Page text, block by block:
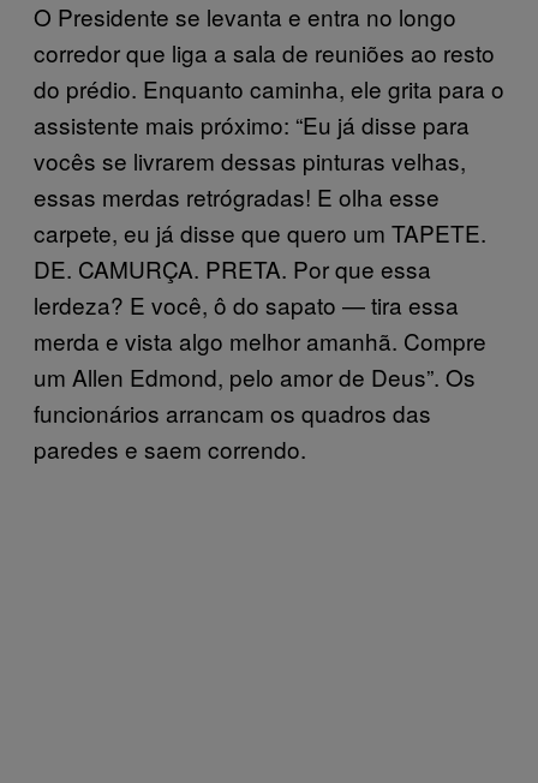
O Presidente se levanta e entra no longo
corredor que liga a sala de reuniões ao resto
do prédio. Enquanto caminha, ele grita para o
assistente mais próximo: “Eu já disse para
vocês se livrarem dessas pinturas velhas,
essas merdas retrógradas! E olha esse
carpete, eu já disse que quero um TAPETE.
DE. CAMURÇA. PRETA. Por que essa
lerdeza? E você, ô do sapato — tira essa
merda e vista algo melhor amanhã. Compre
um Allen Edmond, pelo amor de Deus”. Os
funcionários arrancam os quadros das
paredes e saem correndo.